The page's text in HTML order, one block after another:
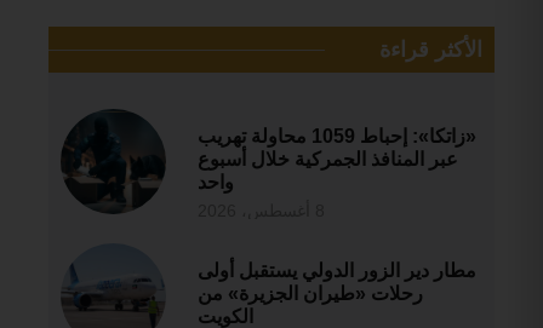
الأكثر قراءة
«زاتكا»: إحباط 1059 محاولة تهريب
عبر المنافذ الجمركية خلال أسبوع
واحد
مطار دير الزور الدولي يستقبل أولى
رحلات «طيران الجزيرة» من
الكويت